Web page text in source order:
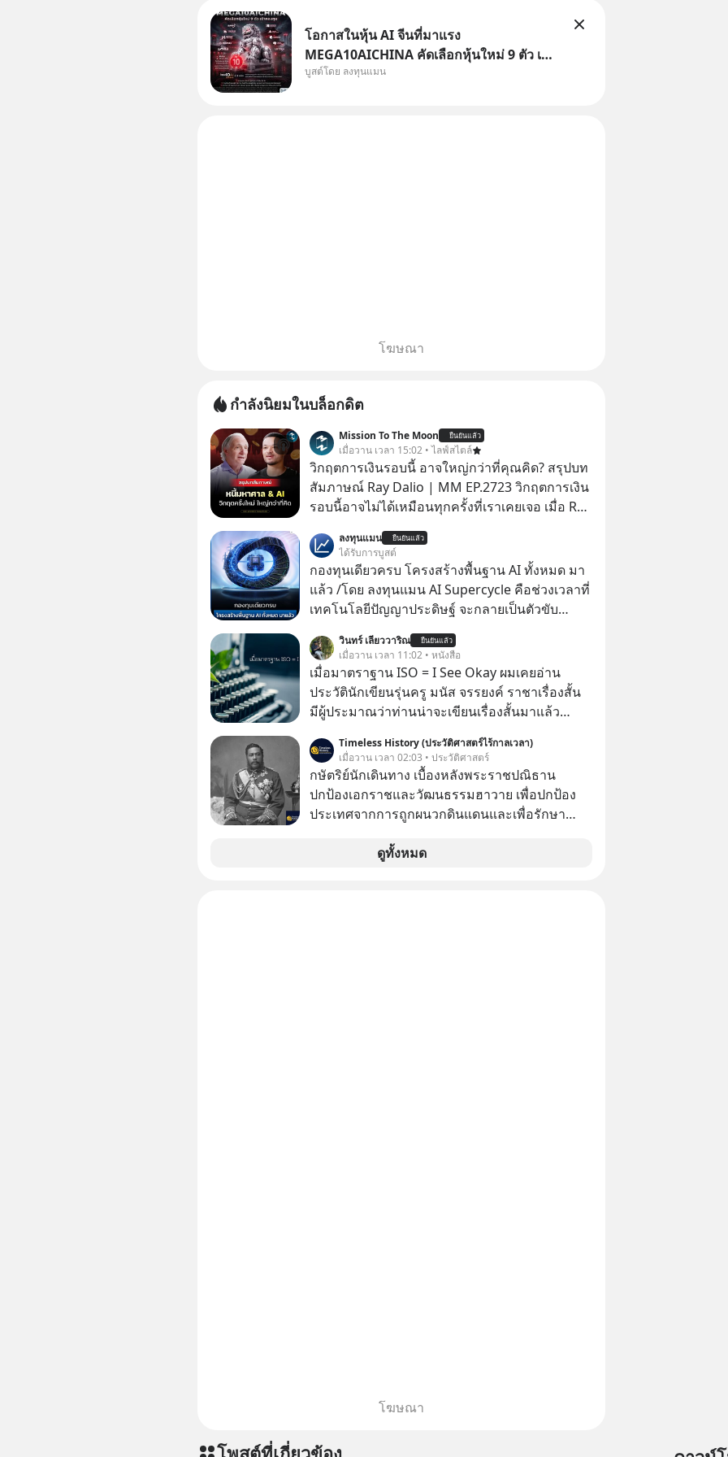
โอกาสในหุ้น AI จีนที่มาแรง
MEGA10AICHINA คัดเลือกหุ้นใหม่ 9 ตัว เข้า
กองทุน.. ครอบคลุมทั้งซัปพลายเชน AI จีน
บูสต์โดย ลงทุนแมน
โฆษณา
กำลังนิยมในบล็อกดิต
Mission To The Moon ยืนยันแล้ว
เมื่อวาน เวลา 15:02 • ไลฟ์สไตล์
วิกฤตการเงินรอบนี้ อาจใหญ่กว่าที่คุณคิด? สรุปบท
สัมภาษณ์ Ray Dalio | MM EP.2723 วิกฤตการเงิน
รอบนี้อาจไม่ได้เหมือนทุกครั้งที่เราเคยเจอ เมื่อ Ray
ต่อหลายครั้ง ออกมาส่งสัญญาณเตือนระเบิดเวลา
ลูกใหม่ที่กำลังก่อตัวขึ้น จาก "ระเบิดหนี้สิน
มหาศาล" ผสานเข้ากับ "ฟองสบู่กระแส AI" ที่ผู้คน
กำลังแห่ไล่ราคาอย่างบ้าคลั่ง บทเรียนจาก
กำลังจะเปลี่ยนมือไปในทิศทางไหน? และเราควร
รับมืออย่างไรก่อนที่ทุกอย่างจะสายเกินไป? ร่วม
เจาะลึกบทวิเคราะห์และข้อคิดการเงินฉบับ Dalio
กันได้ใน EP. นี้ #RayDalio #สรุปบทเรียน #การเงิน
การลงทุน #MissionToTheMoon
#MissionToTheMoonPodcast
ลงทุนแมน ยืนยันแล้ว
ได้รับการบูสต์
กองทุนเดียวครบ โครงสร้างพื้นฐาน AI ทั้งหมด มา
แล้ว /โดย ลงทุนแมน AI Supercycle คือช่วงเวลาที่
เทคโนโลยีปัญญาประดิษฐ์ จะกลายเป็นตัวขับ
ชีวิตของผู้คนอย่างยาวนานต่อจากนี้
วินทร์ เลียววาริณ ยืนยันแล้ว
เมื่อวาน เวลา 11:02 • หนังสือ
เมื่อมาตราฐาน ISO = I See Okay ผมเคยอ่าน
ประวัตินักเขียนรุ่นครู มนัส จรรยงค์ ราชาเรื่องสั้น
มีผู้ประมาณว่าท่านน่าจะเขียนเรื่องสั้นมาแล้ว
Timeless History (ประวัติศาสตร์ไร้กาลเวลา)
เมื่อวาน เวลา 02:03 • ประวัติศาสตร์
กษัตริย์นักเดินทาง เบื้องหลังพระราชปณิธาน
ปกป้องเอกราชและวัฒนธรรมฮาวาย เพื่อปกป้อง
ประเทศจากการถูกผนวกดินแดนและเพื่อรักษา
ฮาวาย (Kalākaua)” พระมหากษัตริย์พระองค์
ดูทั้งหมด
โฆษณา